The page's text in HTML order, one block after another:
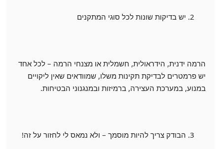
יש בדיקות שונות לכל סוגי המתקנים
הרמה ידנית, הידראולית, חשמלית או מצנחי הרמה – לכל אחד
יש פרמטרים לבדיקת תקינות משלו, שמוודאים שאין ליקויים
במנוע, במערכת העצירה, ברמיזות ובמנגנוני הבטיחות.
הבודק צריך להיות מוסמך – ולא נמאס לי לחזור על זה!